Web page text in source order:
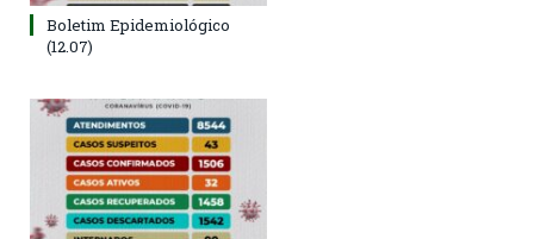
Boletim Epidemiológico
(12.07)